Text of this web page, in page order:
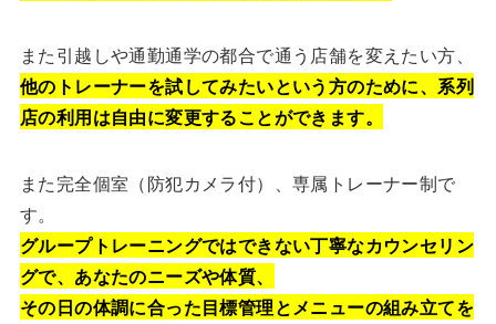
また引越しや通勤通学の都合で通う店舗を変えたい方、
他のトレーナーを試してみたいという方のために、系列
店の利用は自由に変更することができます。
また完全個室（防犯カメラ付）、専属トレーナー制で
す。
グループトレーニングではできない丁寧なカウンセリン
グで、あなたのニーズや体質、
その日の体調に合った目標管理とメニューの組み立てを